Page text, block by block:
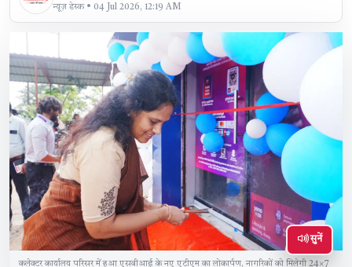
न्यूज़ डेस्क • 04 Jul 2026, 12:19 AM
सुनें
कलेक्टर कार्यालय परिसर में हुआ एसबीआई के नए एटीएम का लोकार्पण, नागरिकों को मिलेगी 24×7